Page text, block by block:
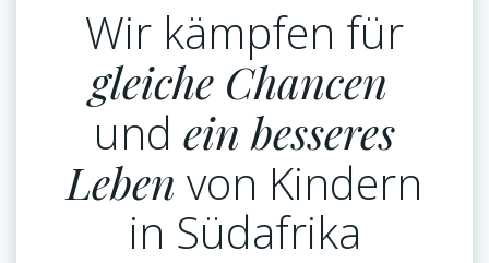
Wir kämpfen für
gleiche Chancen
und ein besseres
Leben von Kindern
in Südafrika